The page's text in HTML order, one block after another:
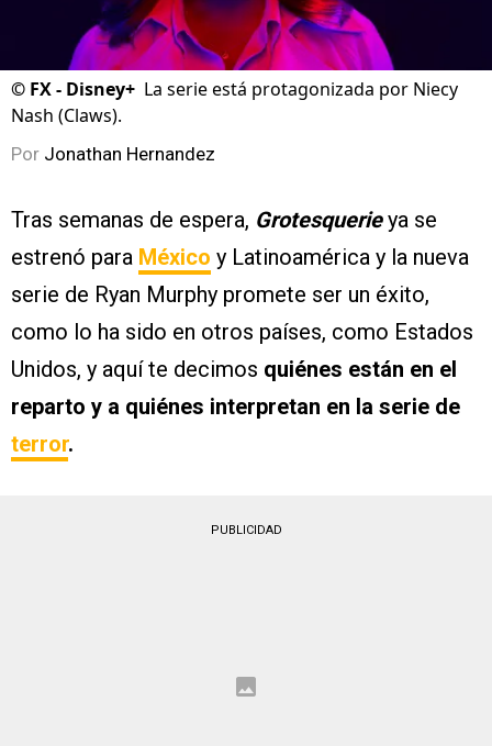
© FX - Disney+ La serie está protagonizada por Niecy
Nash (Claws).
Por Jonathan Hernandez
Tras semanas de espera, Grotesquerieya se
estrenó para México y Latinoamérica y la nueva
serie de Ryan Murphy promete ser un éxito,
como lo ha sido en otros países, como Estados
Unidos, y aquí te decimos quiénes están en el
reparto y a quiénes interpretan en la serie de
terror.
PUBLICIDAD